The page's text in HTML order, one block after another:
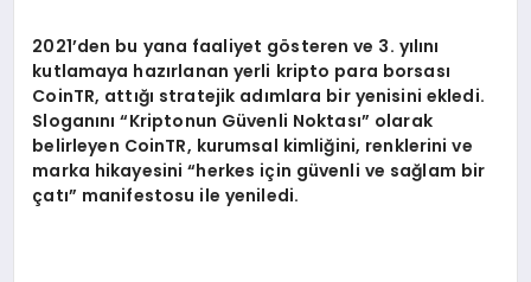
2021’den bu yana faaliyet gösteren ve 3. yılını
kutlamaya hazırlanan yerli kripto para borsası
CoinTR, attığı stratejik adımlara bir yenisini ekledi.
Sloganını “Kriptonun Güvenli Noktası” olarak
belirleyen CoinTR, kurumsal kimliğini, renklerini ve
marka hikayesini“herkes için güvenli ve sağlam bir
çatı” manifestosu ile yeniledi.